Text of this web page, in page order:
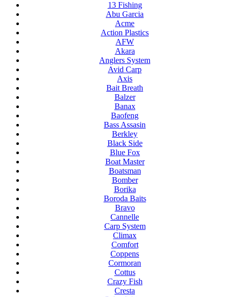
13 Fishing
Abu Garcia
Acme
Action Plastics
AFW
Akara
Anglers System
Avid Carp
Axis
Bait Breath
Balzer
Banax
Baofeng
Bass Assasin
Berkley
Black Side
Blue Fox
Boat Master
Boatsman
Bomber
Borika
Boroda Baits
Bravo
Cannelle
Carp System
Climax
Comfort
Coppens
Cormoran
Cottus
Crazy Fish
Cresta